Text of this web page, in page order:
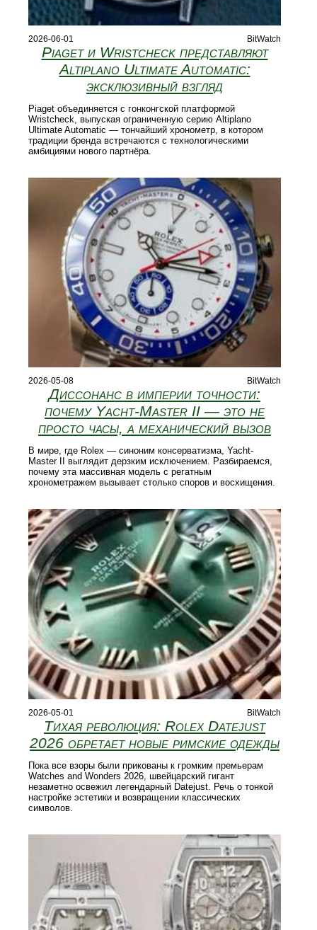
2026-06-01 BitWatch
Piaget и Wristcheck представляют
Altiplano Ultimate Automatic:
эксклюзивный взгляд
Piaget объединяется с гонконгской платформой
Wristcheck, выпуская ограниченную серию Altiplano
Ultimate Automatic — тончайший хронометр, в котором
традиции бренда встречаются с технологическими
амбициями нового партнёра.
2026-05-08 BitWatch
Диссонанс в империи точности:
почему Yacht-Master II — это не
просто часы, а механический вызов
В мире, где Rolex — синоним консерватизма, Yacht-
Master II выглядит дерзким исключением. Разбираемся,
почему эта массивная модель с регатным
хронометражем вызывает столько споров и восхищения.
2026-05-01 BitWatch
Тихая революция: Rolex Datejust
2026 обретает новые римские одежды
Пока все взоры были прикованы к громким премьерам
Watches and Wonders 2026, швейцарский гигант
незаметно освежил легендарный Datejust. Речь о тонкой
настройке эстетики и возвращении классических
символов.